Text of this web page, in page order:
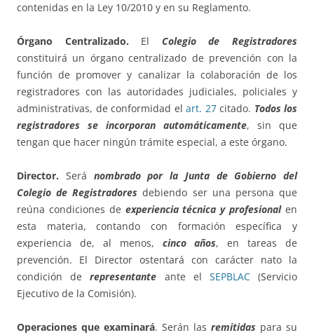
contenidas en la Ley 10/2010 y en su Reglamento.
Órgano Centralizado. El Colegio de Registradores
constituirá un órgano centralizado de prevención con la
función de promover y canalizar la colaboración de los
registradores con las autoridades judiciales, policiales y
administrativas, de conformidad el art. 27citado. Todos los
registradores se incorporan automáticamente, sin que
tengan que hacer ningún trámite especial, a este órgano.
Director. Será nombrado por la Junta de Gobierno del
Colegio de Registradores debiendo ser una persona que
reúna condiciones de experiencia técnica y profesionalen
esta materia, contando con formación específica y
experiencia de, al menos, cinco años, en tareas de
prevención. El Director ostentará con carácter nato la
condición derepresentante ante el SEPBLAC(Servicio
Ejecutivo de la Comisión).
Operaciones que examinará. Serán las remitidas para su